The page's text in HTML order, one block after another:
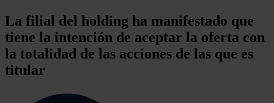
La filial del holding ha manifestado que
tiene la intención de aceptar la oferta con
la totalidad de las acciones de las que es
titular